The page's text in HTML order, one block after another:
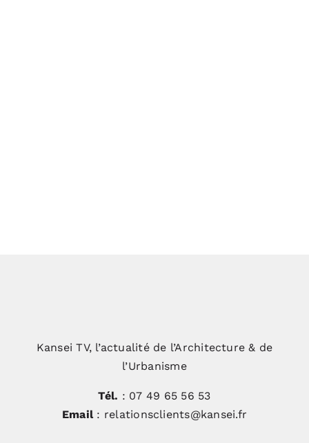
Kansei TV, l’actualité de l’Architecture & de
l’Urbanisme
Tél. : 07 49 65 56 53
Email: relationsclients@kansei.fr